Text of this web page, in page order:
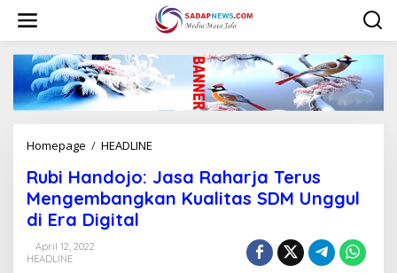
w
Homepage / HEADLINE
b
i
H
Rubi Handojo: Jasa Raharja Terus
Mengembangkan Kualitas SDM Unggul
di Era Digital
April 12, 2022
HEADLINE